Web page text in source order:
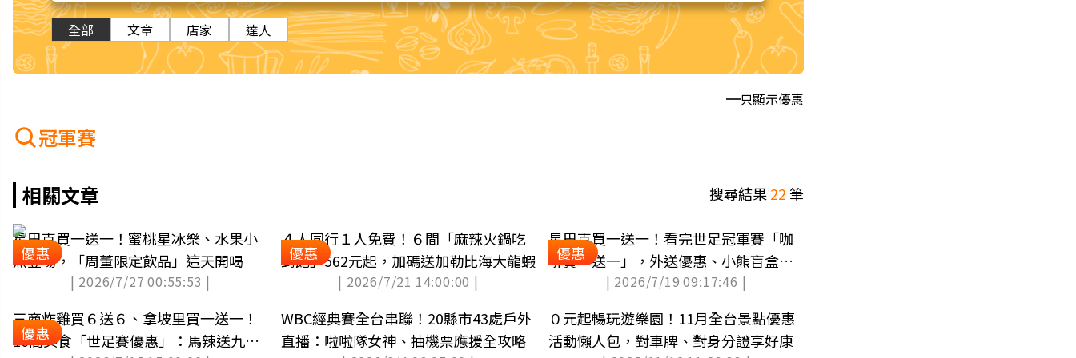
全部 文章 店家 達人
只顯示優惠
冠軍賽
相關文章 搜尋結果22筆
優惠
星巴克買一送一！蜜桃星冰樂、水果小
熊登場，「周董限定飲品」這天開喝
| 2026/7/27 00:55:53 |
優惠
４人同行１人免費！６間「麻辣火鍋吃
到飽」562元起，加碼送加勒比海大龍蝦
| 2026/7/21 14:00:00 |
優惠
星巴克買一送一！看完世足冠軍賽「咖
啡買一送一」，外送優惠、小熊盲盒整
| 2026/7/19 09:17:46 |
優惠
三商炸雞買６送６、拿坡里買一送一！
16間美食「世足賽優惠」：馬辣送九孔
WBC經典賽全台串聯！20縣市43處戶外
直播：啦啦隊女神、抽機票應援全攻略
０元起暢玩遊樂園！11月全台景點優惠
活動懶人包，對車牌、對身分證享好康